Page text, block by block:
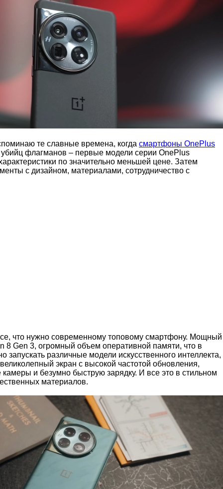
те славные времена, когда смартфоны OnePlus
флагманов – первые модели серии OnePlus
по значительно меньшей цене. Затем
с дизайном, материалами, сотрудничество с
что нужно современному топовому смартфону. Мощный
8 Gen 3, огромный объем оперативной памяти, что в
запускать различные модели искусственного интеллекта,
экран с высокой частотой обновления,
и безумно быструю зарядку. И все это в стильном
материалов.